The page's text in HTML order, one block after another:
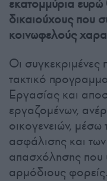
εκατομμύρια
δικαιούχους που
κοινωφελούς
Οι συγκεκριμένες
τακτικό
Εργασίας και
εργαζομένων,
οικογενειών,
ασφάλισης και των
απασχόλησης που
αρμόδιους φορείς.